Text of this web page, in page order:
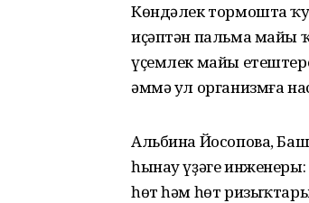
Көндәлек тормошта
иҫәптән пальма майы
үҫемлек майы
әммә ул организмға
Альбина Йосопова,
һынау үҙәге
һөт һәм һөт